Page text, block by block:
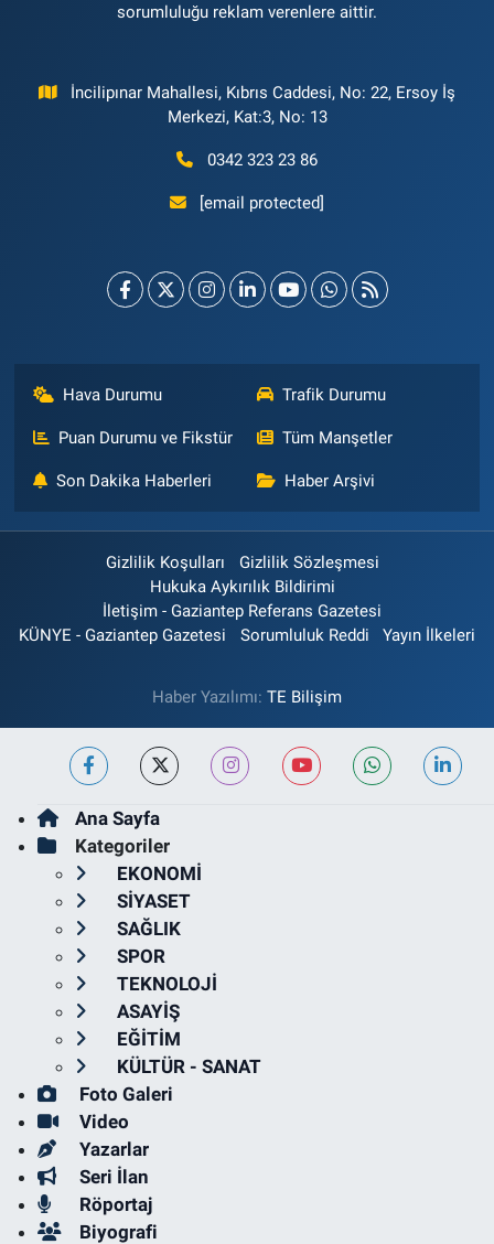
sorumluluğu reklam verenlere aittir.
İncilipınar Mahallesi, Kıbrıs Caddesi, No: 22, Ersoy İş
Merkezi, Kat:3, No: 13
0342 323 23 86
[email protected]
Hava Durumu Trafik Durumu
Puan Durumu ve Fikstür Tüm Manşetler
Son Dakika Haberleri Haber Arşivi
Gizlilik Koşulları
Gizlilik Sözleşmesi
Hukuka Aykırılık Bildirimi
İletişim - Gaziantep Referans Gazetesi
KÜNYE - Gaziantep Gazetesi
Sorumluluk Reddi Yayın İlkeleri
Haber Yazılımı: TE Bilişim
Ana Sayfa
Kategoriler
EKONOMİ
SİYASET
SAĞLIK
SPOR
TEKNOLOJİ
ASAYİŞ
EĞİTİM
KÜLTÜR - SANAT
Foto Galeri
Video
Yazarlar
Seri İlan
Röportaj
Biyografi